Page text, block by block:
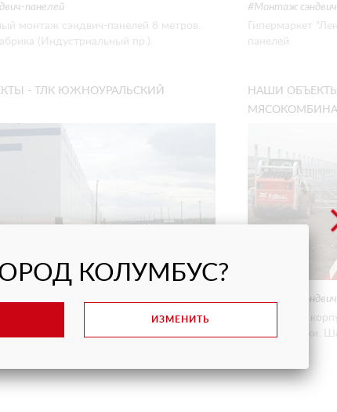
панелей
монтаж сэндвич-панелей 8 метров.
(Индустриальный пр.).
Монтаж
Гипермаркет
панелей
- ТЛК ЮЖНОУРАЛЬСКИЙ
- пос. Нагорном, г.
НАШИ ОБЪЕКТЫ
Монтаж
Возведение
мяса индейки.
КОЛУМБУС?
ИЗМЕНИТЬ